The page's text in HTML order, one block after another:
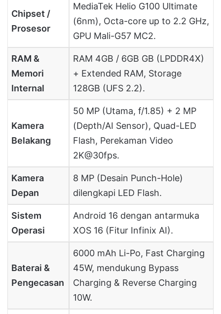
Chipset /
Prosesor
MediaTek Helio G100 Ultimate
(6nm), Octa-core up to 2.2 GHz,
GPU Mali-G57 MC2.
RAM &
Memori
Internal
RAM 4GB / 6GB GB (LPDDR4X)
+ Extended RAM, Storage
128GB (UFS 2.2).
Kamera
Belakang
50 MP (Utama, f/1.85) + 2 MP
(Depth/AI Sensor), Quad-LED
Flash, Perekaman Video
2K@30fps.
Kamera
Depan
8 MP (Desain Punch-Hole)
dilengkapi LED Flash.
Sistem
Operasi
Android 16 dengan antarmuka
XOS 16 (Fitur Infinix AI).
Baterai &
Pengecasan
6000 mAh Li-Po, Fast Charging
45W, mendukung Bypass
Charging & Reverse Charging
10W.